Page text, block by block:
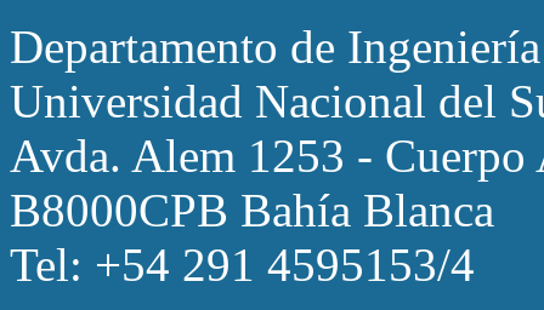
Departamento de
Universidad Nacional del
Avda. Alem 1253 - Cuerpo
B8000CPB Bahía Blanca
Tel: +54 291 4595153/4